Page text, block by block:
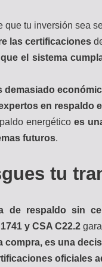
que tu inversión sea
las certificaciones
el sistema
demasiado
en respaldo
energético es
futuros.
tu
de respaldo sin
y CSA C22.2
compra, es una
oficiales